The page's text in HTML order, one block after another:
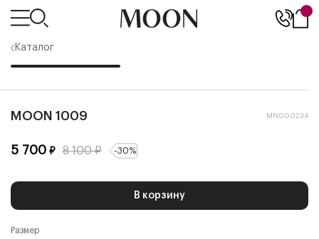
Каталог
MOON 1009 MN000234
5 700 ₽ 8 100₽ -30%
В корзину
Размер